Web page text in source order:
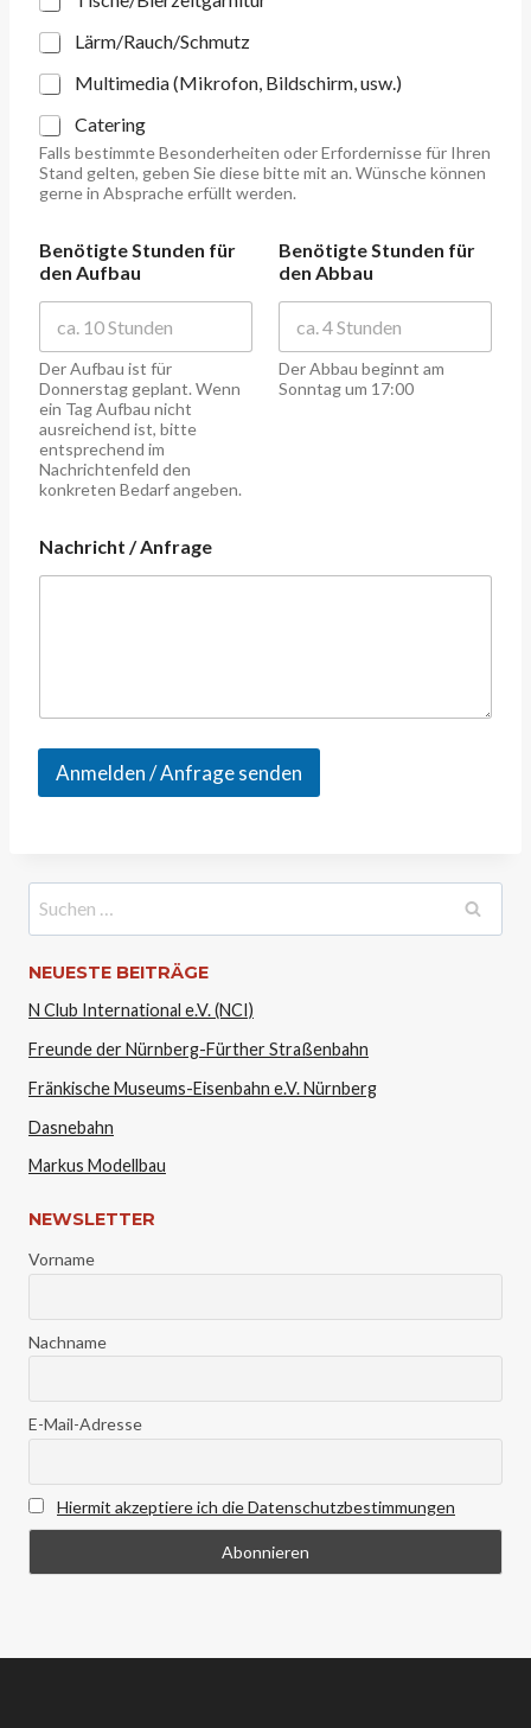
Lärm/Rauch/Schmutz
Multimedia (Mikrofon, Bildschirm, usw.)
Catering
Falls bestimmte Besonderheiten oder Erfordernisse für Ihren
Stand gelten, geben Sie diese bitte mit an. Wünsche können
gerne in Absprache erfüllt werden.
Benötigte Stunden für
den Aufbau
Der Aufbau ist für
Donnerstag geplant. Wenn
ein Tag Aufbau nicht
ausreichend ist, bitte
entsprechend im
Nachrichtenfeld den
konkreten Bedarf angeben.
Benötigte Stunden für
den Abbau
Der Abbau beginnt am
Sonntag um 17:00
Nachricht / Anfrage
Anmelden / Anfrage senden
nach:
NEUESTE BEITRÄGE
N Club International e.V. (NCI)
Freunde der Nürnberg-Fürther Straßenbahn
Fränkische Museums-Eisenbahn e.V. Nürnberg
Dasnebahn
Markus Modellbau
NEWSLETTER
Vorname
Nachname
E-Mail-Adresse
Hiermit akzeptiere ich die Datenschutzbestimmungen